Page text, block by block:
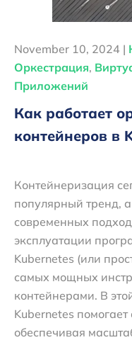
November 10, 2024 |
Оркестрация,
Приложений
Как работает
контейнеров в
Контейнеризация
популярный тренд,
современных
эксплуатации
Kubernetes (или
самых мощных
контейнерами. В
Kubernetes
обеспечивая